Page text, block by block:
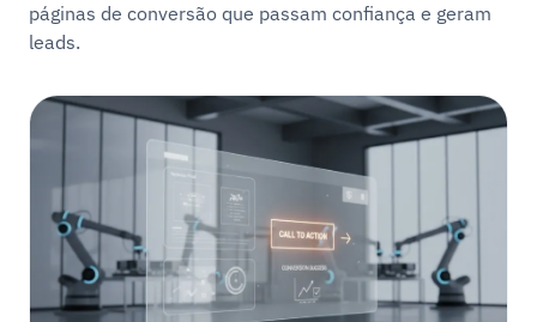
páginas de conversão que passam confiança e geram
leads.